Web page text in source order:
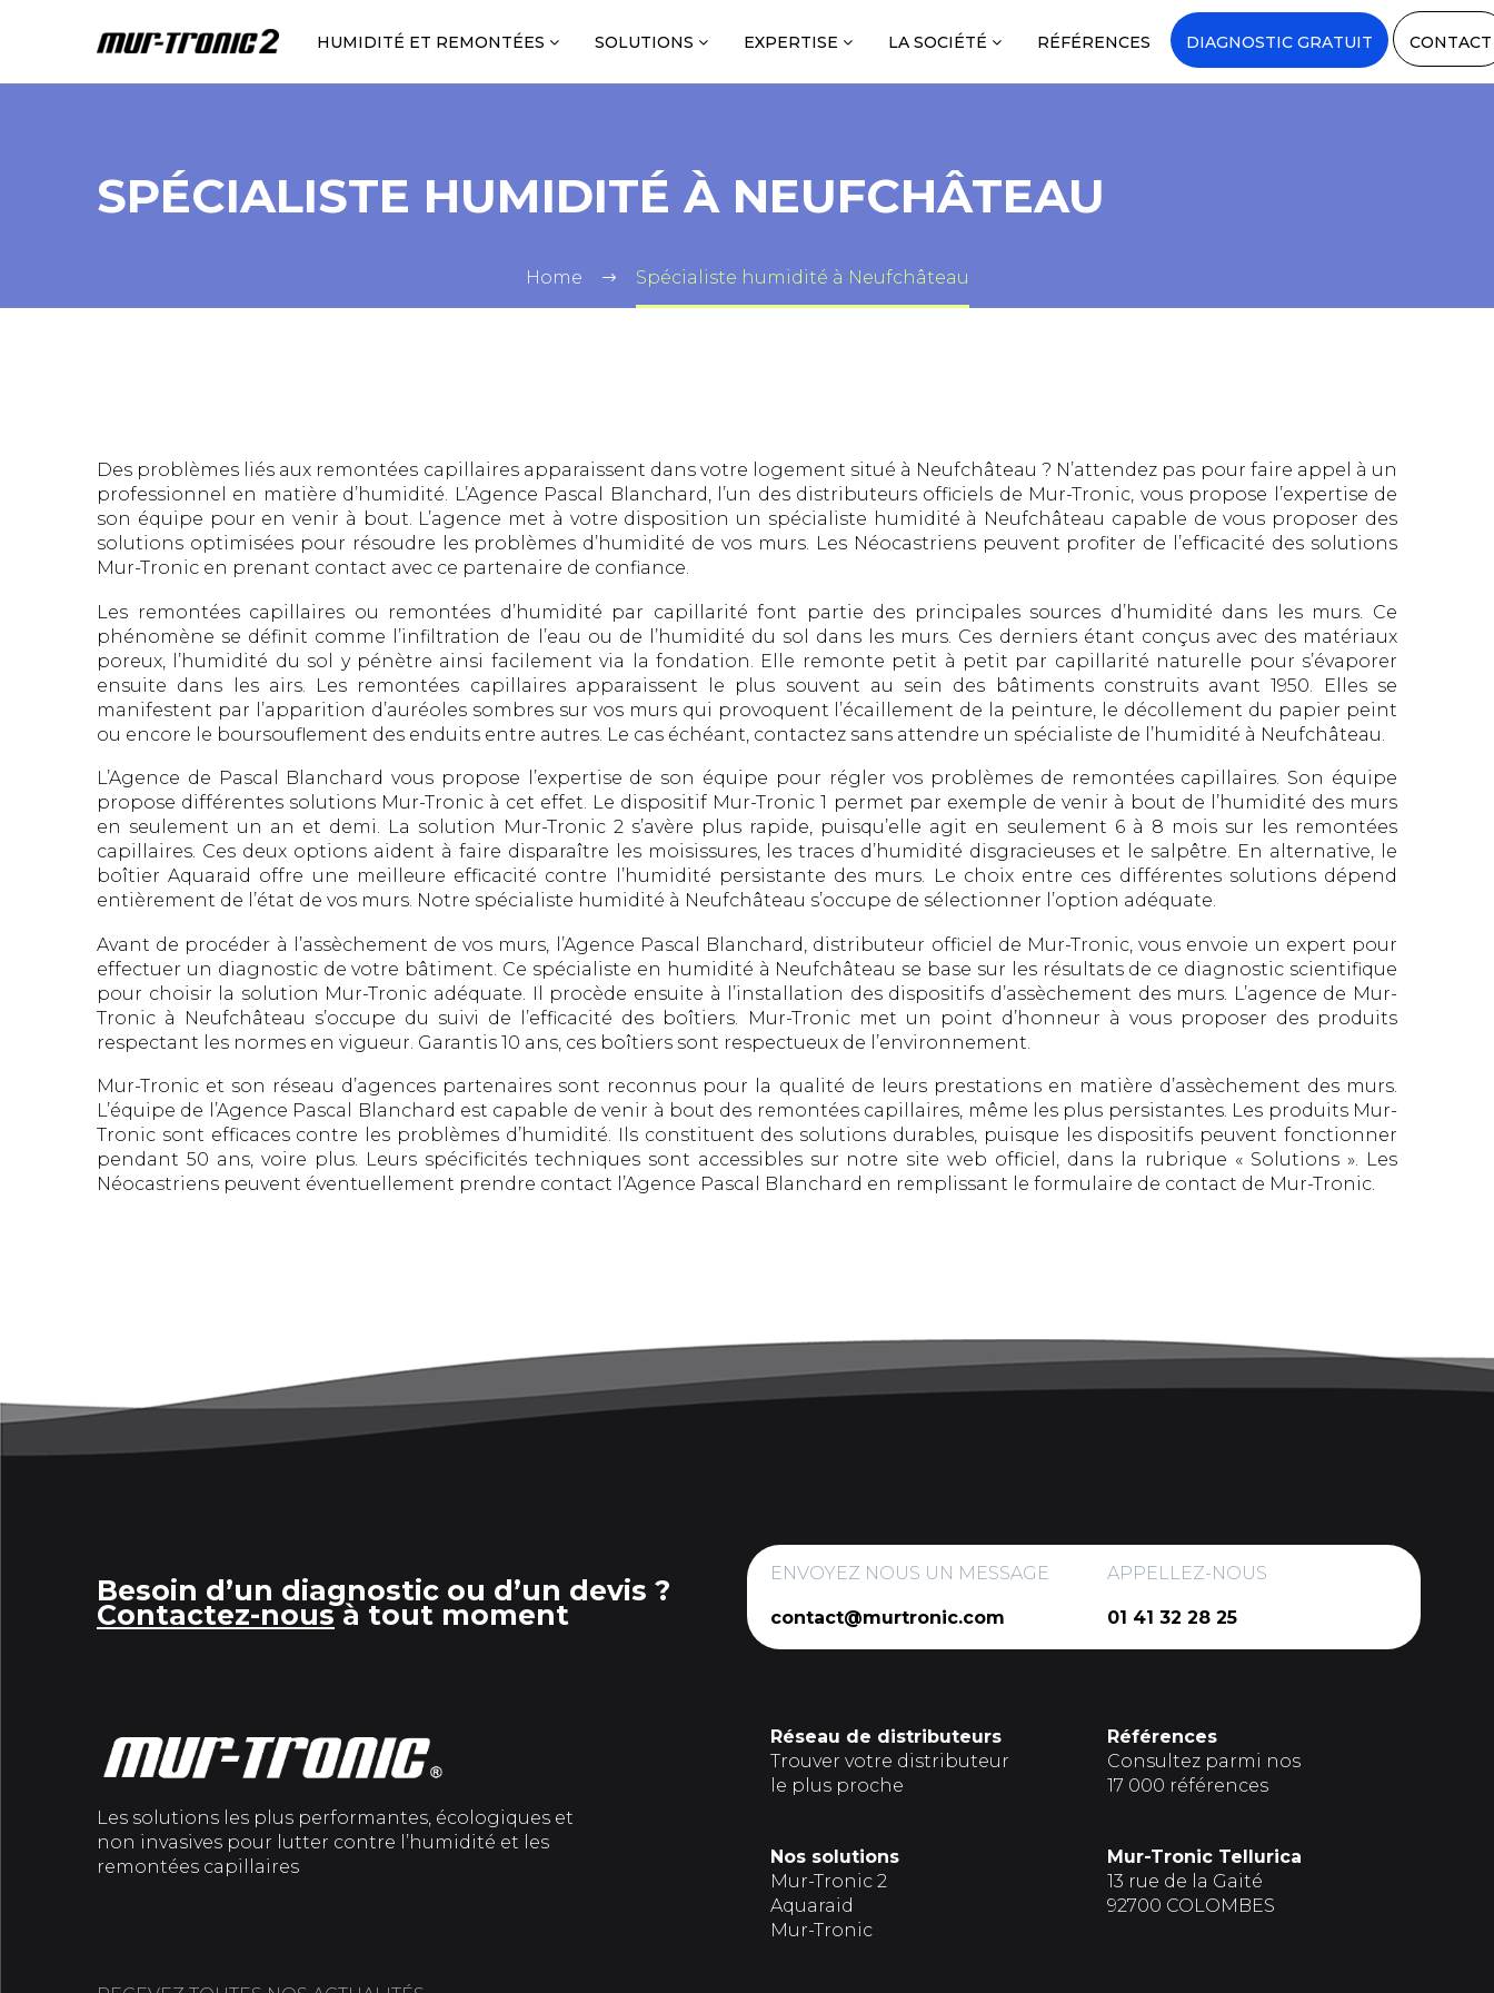
HUMIDITÉ ET REMONTÉES SOLUTIONS EXPERTISE LA SOCIÉTÉ RÉFÉRENCES DIAGNOSTIC GRATUIT CONTACT
SPÉCIALISTE HUMIDITÉ À NEUFCHÂTEAU
Home Spécialiste humidité à Neufchâteau
Des problèmes liés aux remontées capillaires apparaissent dans votre logement situé à Neufchâteau ? N’attendez pas pour faire appel à un
professionnel en matière d’humidité. L’Agence Pascal Blanchard, l’un des distributeurs officiels de Mur-Tronic, vous propose l’expertise de
son équipe pour en venir à bout. L’agence met à votre disposition un spécialiste humidité à Neufchâteau capable de vous proposer des
solutions optimisées pour résoudre les problèmes d’humidité de vos murs. Les Néocastriens peuvent profiter de l’efficacité des solutions
Mur-Tronic en prenant contact avec ce partenaire de confiance.
Les remontées capillaires ou remontées d’humidité par capillarité font partie des principales sources d’humidité dans les murs. Ce
phénomène se définit comme l’infiltration de l’eau ou de l’humidité du sol dans les murs. Ces derniers étant conçus avec des matériaux
poreux, l’humidité du sol y pénètre ainsi facilement via la fondation. Elle remonte petit à petit par capillarité naturelle pour s’évaporer
ensuite dans les airs. Les remontées capillaires apparaissent le plus souvent au sein des bâtiments construits avant 1950. Elles se
manifestent par l’apparition d’auréoles sombres sur vos murs qui provoquent l’écaillement de la peinture, le décollement du papier peint
ou encore le boursouflement des enduits entre autres. Le cas échéant, contactez sans attendre un spécialiste de l’humidité à Neufchâteau.
L’Agence de Pascal Blanchard vous propose l’expertise de son équipe pour régler vos problèmes de remontées capillaires. Son équipe
propose différentes solutions Mur-Tronic à cet effet. Le dispositif Mur-Tronic 1 permet par exemple de venir à bout de l’humidité des murs
en seulement un an et demi. La solution Mur-Tronic 2 s’avère plus rapide, puisqu’elle agit en seulement 6 à 8 mois sur les remontées
capillaires. Ces deux options aident à faire disparaître les moisissures, les traces d’humidité disgracieuses et le salpêtre. En alternative, le
boîtier Aquaraid offre une meilleure efficacité contre l’humidité persistante des murs. Le choix entre ces différentes solutions dépend
entièrement de l’état de vos murs. Notre spécialiste humidité à Neufchâteau s’occupe de sélectionner l’option adéquate.
Avant de procéder à l’assèchement de vos murs, l’Agence Pascal Blanchard, distributeur officiel de Mur-Tronic, vous envoie un expert pour
effectuer un diagnostic de votre bâtiment. Ce spécialiste en humidité à Neufchâteau se base sur les résultats de ce diagnostic scientifique
pour choisir la solution Mur-Tronic adéquate. Il procède ensuite à l’installation des dispositifs d’assèchement des murs. L’agence de Mur-
Tronic à Neufchâteau s’occupe du suivi de l’efficacité des boîtiers. Mur-Tronic met un point d’honneur à vous proposer des produits
respectant les normes en vigueur. Garantis 10 ans, ces boîtiers sont respectueux de l’environnement.
Mur-Tronic et son réseau d’agences partenaires sont reconnus pour la qualité de leurs prestations en matière d’assèchement des murs.
L’équipe de l’Agence Pascal Blanchard est capable de venir à bout des remontées capillaires, même les plus persistantes. Les produits Mur-
Tronic sont efficaces contre les problèmes d’humidité. Ils constituent des solutions durables, puisque les dispositifs peuvent fonctionner
pendant 50 ans, voire plus. Leurs spécificités techniques sont accessibles sur notre site web officiel, dans la rubrique « Solutions ». Les
Néocastriens peuvent éventuellement prendre contact l’Agence Pascal Blanchard en remplissant le formulaire de contact de Mur-Tronic.
Besoin d’un diagnostic ou d’un devis ?
Contactez-nousà tout moment
ENVOYEZ NOUS UN MESSAGE
contact@murtronic.com
APPELLEZ-NOUS
01 41 32 28 25
Les solutions les plus performantes, écologiques et
non invasives pour lutter contre l’humidité et les
remontées capillaires
Réseau de distributeurs
Trouver votre distributeur
le plus proche
Nos solutions
Mur-Tronic 2
Aquaraid
Mur-Tronic
Références
Consultez parmi nos
17 000 références
Mur-Tronic Tellurica
13 rue de la Gaité
92700 COLOMBES